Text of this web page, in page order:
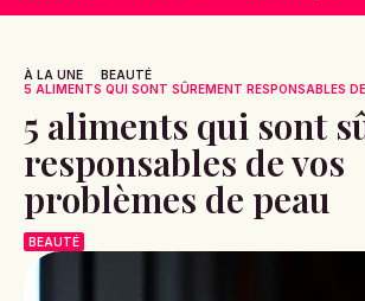
À LA UNE
BEAUTÉ
5 ALIMENTS QUI SONT SÛREMENT RESPONSABLES DE
5 aliments qui sont
responsables de vos
problèmes de peau
BEAUTÉ